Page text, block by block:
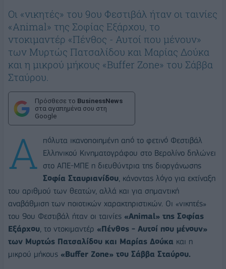
Οι «νικητές» του 9ου Φεστιβάλ ήταν οι ταινίες
«Animal» της Σοφίας Εξάρχου, το
ντοκιμαντέρ «Πένθος - Αυτοί που μένουν»
των Μυρτώς Πατσαλίδου και Μαρίας Δούκα
και η μικρού μήκους «Buffer Zone» του Σάββα
Σταύρου.
Πρόσθεσε το BusinessNews
στα αγαπημένα σου στη
Google
Α
πόλυτα ικανοποιημένη από τo φετινό Φεστιβάλ
Ελληνικού Κινηματογράφου στο Βερολίνο δηλώνει
στο ΑΠΕ-ΜΠΕ η διευθύντρια της διοργάνωσης
Σοφία Σταυριανίδου, κάνοντας λόγο για εκτίναξη
του αριθμού των θεατών, αλλά και για σημαντική
αναβάθμιση των ποιοτικών χαρακτηριστικών. Οι «νικητές»
του 9ου Φεστιβάλ ήταν οι ταινίες «Animal» της Σοφίας
Εξάρχου, το ντοκιμαντέρ «Πένθος - Αυτοί που μένουν»
των Μυρτώς Πατσαλίδου και Μαρίας Δούκα και η
μικρού μήκους «Buffer Zone» του Σάββα Σταύρου.